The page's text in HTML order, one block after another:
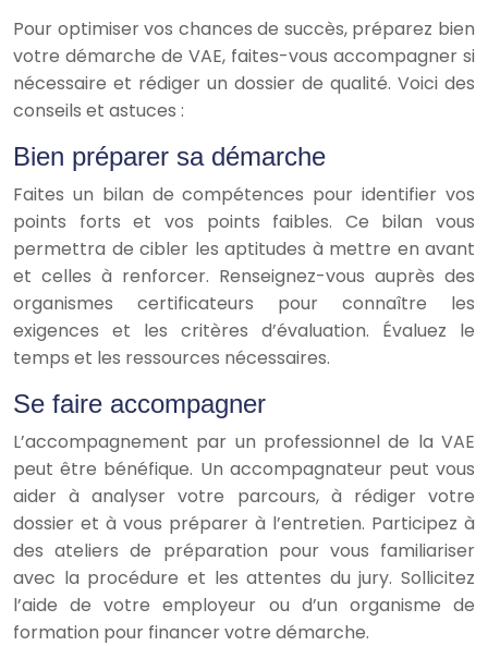
Pour optimiser vos chances de succès, préparez bien
votre démarche de VAE, faites-vous accompagner si
nécessaire et rédiger un dossier de qualité. Voici des
conseils et astuces :
Bien préparer sa démarche
Faites un bilan de compétences pour identifier vos
points forts et vos points faibles. Ce bilan vous
permettra de cibler les aptitudes à mettre en avant
et celles à renforcer. Renseignez-vous auprès des
organismes certificateurs pour connaître les
exigences et les critères d’évaluation. Évaluez le
temps et les ressources nécessaires.
Se faire accompagner
L’accompagnement par un professionnel de la VAE
peut être bénéfique. Un accompagnateur peut vous
aider à analyser votre parcours, à rédiger votre
dossier et à vous préparer à l’entretien. Participez à
des ateliers de préparation pour vous familiariser
avec la procédure et les attentes du jury. Sollicitez
l’aide de votre employeur ou d’un organisme de
formation pour financer votre démarche.